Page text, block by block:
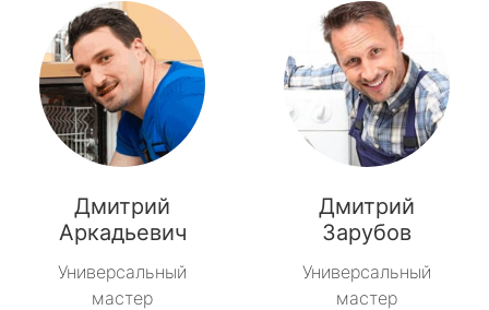
Дмитрий
Аркадьевич
Универсальный
мастер
Дмитрий
Зарубов
Универсальный
мастер